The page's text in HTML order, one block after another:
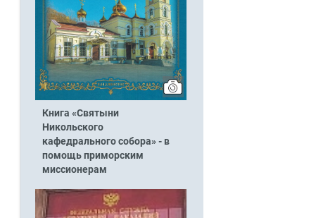
Книга «Святыни
Никольского
кафедрального собора» - в
помощь приморским
миссионерам